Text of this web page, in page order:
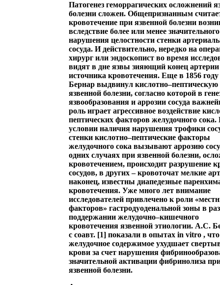
Патогенез геморрагических осложнений
болезни сложен. Общепризнанным
кровотечение при язвенной болезни
вследствие более или менее значительного
нарушения целостности стенки
сосуда. И действительно, нередко на
хирург или эндоскопист во время
видят в дне язвы зияющий конец артерии
источника кровотечения. Еще в 1856
Бернар выдвинул
язвенной болезни, согласно которой в
язвообразования и аррозии сосуда
роль играет агрессивное воздействие
пептических факторов желудочного
условии наличия нарушения трофики
стенки кислотно–пептические факторы
желудочного сока вызывают аррозию
одних случаях при язвенной болезни,
кровотечением, происходит разрушение
сосудов, в других – кровоточат мелкие
наконец, известны диапедезные
кровотечения. Уже много лет внимание
исследователей привлечено к роли
факторов» гастродуоденальной зоны в
поддержании желудочно–кишечного
кровотечения язвенной этиологии. А.С.
с соавт. [1] показали в опытах in vitro ,
желудочное содержимое ухудшает
крови за счет нарушения
значительной активации фибринолиза
язвенной болезни.